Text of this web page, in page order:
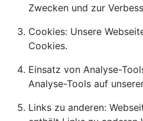
Zwecken und zur
Cookies: Unsere
Cookies.
Einsatz von Analyse-
Analyse-Tools auf
Links zu anderen: